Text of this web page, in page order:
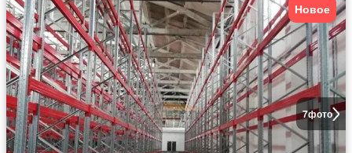
7фото
Новое